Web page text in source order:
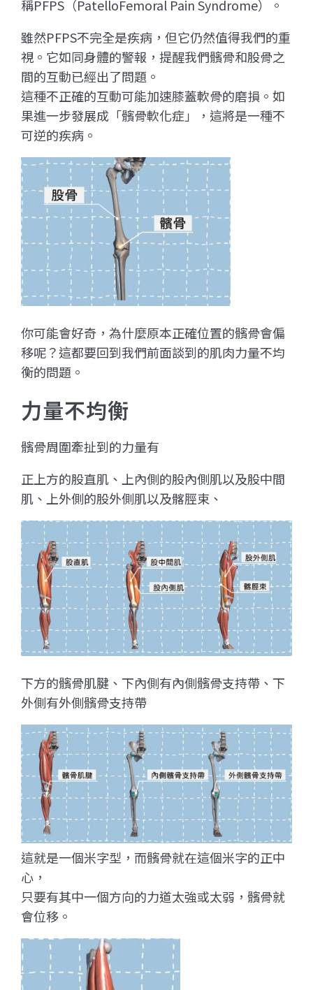
稱PFPS（PatelloFemoral Pain Syndrome）。
雖然PFPS不完全是疾病，但它仍然值得我們的重
視。它如同身體的警報，提醒我們髕骨和股骨之
間的互動已經出了問題。
這種不正確的互動可能加速膝蓋軟骨的磨損。如
果進一步發展成「髕骨軟化症」，這將是一種不
可逆的疾病。
你可能會好奇，為什麼原本正確位置的髕骨會偏
移呢？這都要回到我們前面談到的肌肉力量不均
衡的問題。
力量不均衡
髕骨周圍牽扯到的力量有
正上方的股直肌、上內側的股內側肌以及股中間
肌、上外側的股外側肌以及髂脛束、
下方的髕骨肌腱、下內側有內側髕骨支持帶、下
外側有外側髕骨支持帶
這就是一個米字型，而髕骨就在這個米字的正中
心，
只要有其中一個方向的力道太強或太弱，髕骨就
會位移。